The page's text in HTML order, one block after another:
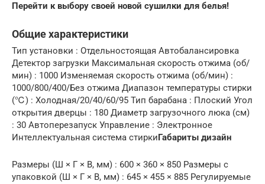
Перейти к выбору своей новой сушилки для белья!
Общие характеристики
Тип установки : Отдельностоящая Автобалансировка
Детектор загрузки Максимальная скорость отжима (об/
мин) : 1000 Изменяемая скорость отжима (об/мин) :
1000/800/400/Без отжима Диапазон температуры стирки
(℃) : Холодная/20/40/60/95 Тип барабана : Плоский Угол
открытия дверцы : 180 Диаметр загрузочного люка (см)
: 30 Автоперезапуск Управление : Электронное
Интеллектуальная система стиркиГабариты дизайн
Размеры (Ш × Г × В, мм) : 600 × 360 × 850 Размеры с
упаковкой (Ш × Г × В, мм) : 645 × 455 × 885 Регулируемые